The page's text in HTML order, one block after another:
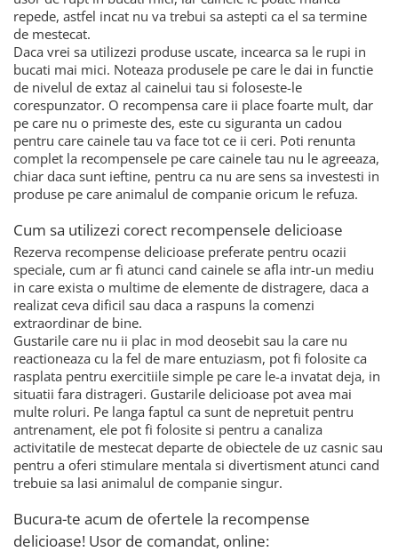
repede, astfel incat nu va trebui sa astepti ca el sa termine
de mestecat.
Daca vrei sa utilizezi produse uscate, incearca sa le rupi in
bucati mai mici. Noteaza produsele pe care le dai in functie
de nivelul de extaz al cainelui tau si foloseste-le
corespunzator. O recompensa care ii place foarte mult, dar
pe care nu o primeste des, este cu siguranta un cadou
pentru care cainele tau va face tot ce ii ceri. Poti renunta
complet la recompensele pe care cainele tau nu le agreeaza,
chiar daca sunt ieftine, pentru ca nu are sens sa investesti in
produse pe care animalul de companie oricum le refuza.
Cum sa utilizezi corect recompensele delicioase
Rezerva recompense delicioase preferate pentru ocazii
speciale, cum ar fi atunci cand cainele se afla intr-un mediu
in care exista o multime de elemente de distragere, daca a
realizat ceva dificil sau daca a raspuns la comenzi
extraordinar de bine.
Gustarile care nu ii plac in mod deosebit sau la care nu
reactioneaza cu la fel de mare entuziasm, pot fi folosite ca
rasplata pentru exercitiile simple pe care le-a invatat deja, in
situatii fara distrageri. Gustarile delicioase pot avea mai
multe roluri. Pe langa faptul ca sunt de nepretuit pentru
antrenament, ele pot fi folosite si pentru a canaliza
activitatile de mestecat departe de obiectele de uz casnic sau
pentru a oferi stimulare mentala si divertisment atunci cand
trebuie sa lasi animalul de companie singur.
Bucura-te acum de ofertele la recompense
delicioase! Usor de comandat, online: